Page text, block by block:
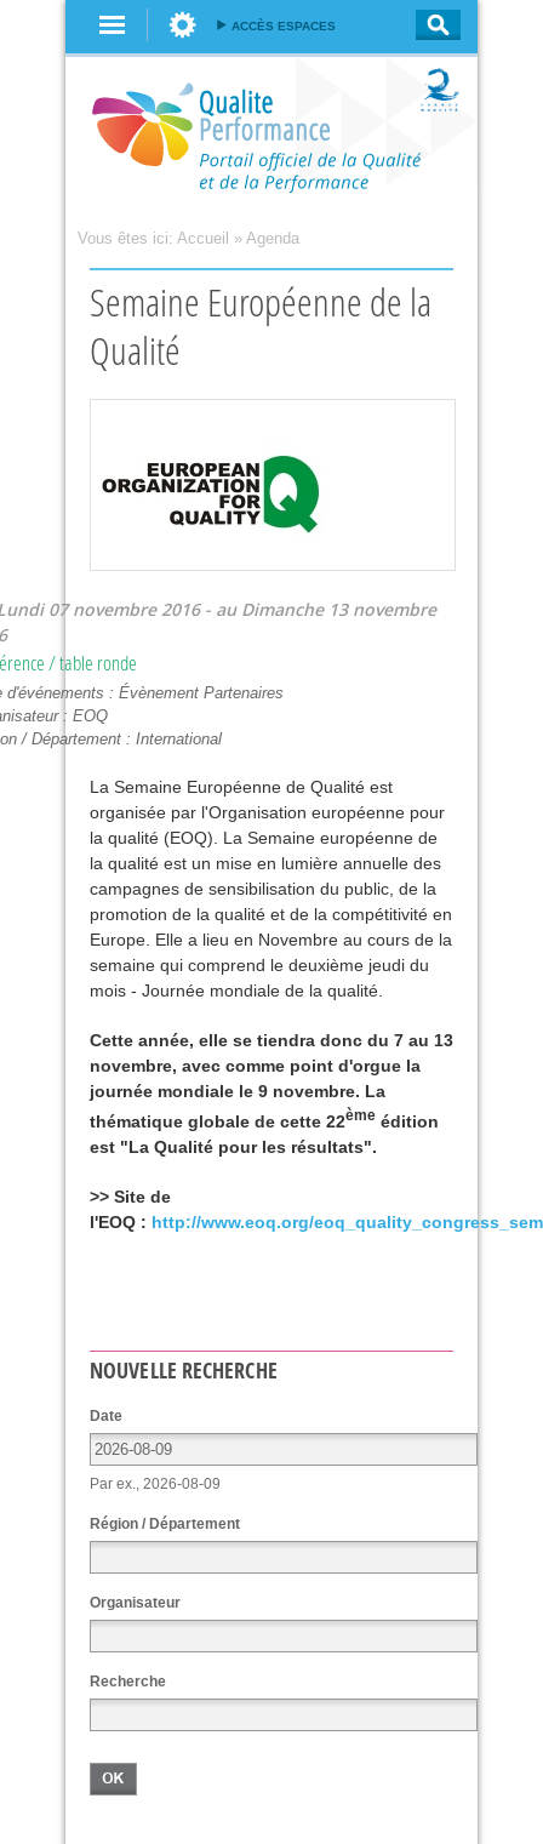
ACCÈS ESPACES
Vous êtes ici: Accueil » Agenda
Semaine Européenne de la
Qualité
07 novembre 2016-
Dimanche 13 novembre
/ table ronde
d'événements : Évènement Partenaires
: EOQ
/ Département : International
La Semaine Européenne de Qualité est
organisée par l'Organisation européenne pour
la qualité (EOQ). La Semaine européenne de
la qualité est un mise en lumière annuelle des
campagnes de sensibilisation du public, de la
promotion de la qualité et de la compétitivité en
Europe. Elle a lieu en Novembre au cours de la
semaine qui comprend le deuxième jeudi du
mois - Journée mondiale de la qualité.
Cette année, elle se tiendra donc du 7 au 13
novembre, avec comme point d'orgue la
journée mondiale le 9 novembre. La
thématique globale de cette 22ème édition
est "La Qualité pour les résultats".
>> Site de
l'EOQ : http://www.eoq.org/
NOUVELLE RECHERCHE
Date
Par ex., 2026-08-09
Région / Département
Organisateur
Recherche